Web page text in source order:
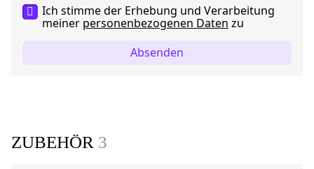
Ich stimme der Erhebung und Verarbeitung
meiner personenbezogenen Daten zu
Absenden
ZUBEHÖR 3